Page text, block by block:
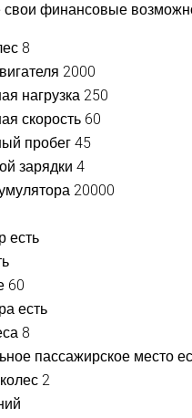
финансовые
8
2000
нагрузка 250
скорость 60
пробег 45
зарядки 4
20000
есть
60
есть
8
пассажирское место
2